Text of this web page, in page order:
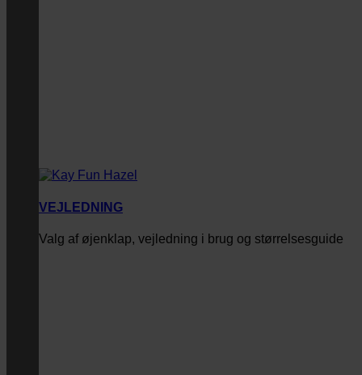
VEJLEDNING
Valg af øjenklap, vejledning i brug og størrelsesguide